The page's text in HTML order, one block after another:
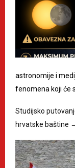
astronomije i
fenomena koji će
Studijsko
hrvatske baštine